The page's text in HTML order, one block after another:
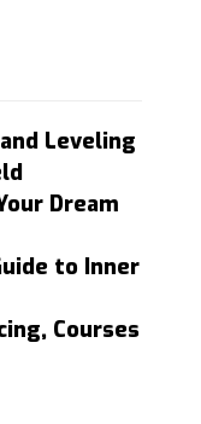
Leveling
Dream
to Inner
Courses